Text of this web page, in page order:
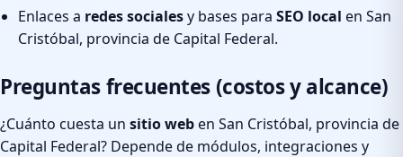
Enlaces a redes socialesy bases para SEO local en San
Cristóbal, provincia de Capital Federal.
Preguntas frecuentes (costos y alcance)
¿Cuánto cuesta un sitio weben San Cristóbal, provincia de
Capital Federal? Depende de módulos, integraciones y